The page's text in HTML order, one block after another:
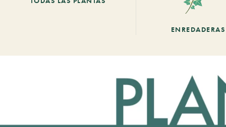
ENREDADERAS